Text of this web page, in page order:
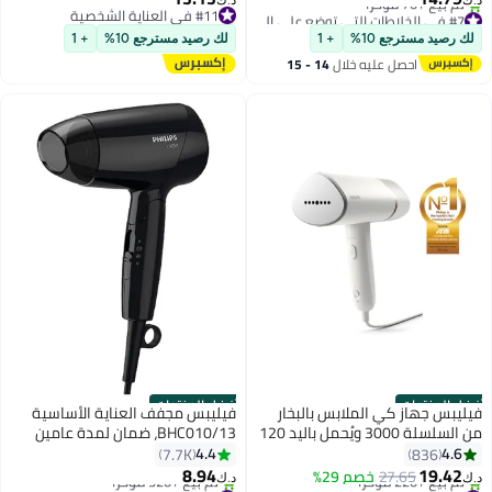
باقي 4 وحدات في المخزون
تم بيع +70 مؤخرًا
لك رصيد مسترجع 10% + 1
احصل عليه خلال 14 - 15
للغسل مع مشطين | رأس حلاقة
صغير | حقيبة صغيرة | فرشاة تنظيف
| (BRT388/15) بنفسجي/أبيض
#11 في العناية الشخصية
#11 في العناية الشخصية
لك رصيد مسترجع 10% + 1
أفضل المنتجات
فيليبس جهاز كي الملابس بالبخار
من السلسلة 3000 ويُحمل باليد 120
ml 1090 W STH3020/16 أبيض
4.6
836
د.ك‏19.42
27.65خصم 29%
أفضل المنتجات
فيليبس مجفف العناية الأساسية
BHC010/13، ضمان لمدة عامين
أسود
4.4
7.7K
د.ك‏8.94